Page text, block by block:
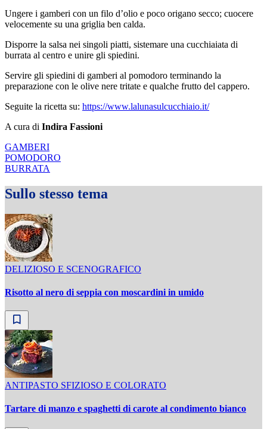
Ungere i gamberi con un filo d’olio e poco origano secco; cuocere
velocemente su una griglia ben calda.
Disporre la salsa nei singoli piatti, sistemare una cucchiaiata di
burrata al centro e unire gli spiedini.
Servire gli spiedini di gamberi al pomodoro terminando la
preparazione con le olive nere tritate e qualche frutto del cappero.
Seguite la ricetta su: https://www.lalunasulcucchiaio.it/
A cura di Indira Fassioni
GAMBERI
POMODORO
BURRATA
Sullo stesso tema
DELIZIOSO E SCENOGRAFICO
Risotto al nero di seppia con moscardini in umido
ANTIPASTO SFIZIOSO E COLORATO
Tartare di manzo e spaghetti di carote al condimento bianco